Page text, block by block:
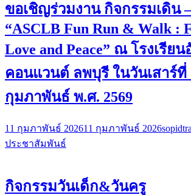
ขอเชิญร่วมงาน กิจกรรมเดิน
“ASCLB Fun Run & Walk :
Love and Peace” ณ โรงเรีย
คอนแวนต์ ลพบุรี ในวันเสาร์ที่
กุมภาพันธ์ พ.ศ. 2569
11 กุมภาพันธ์ 202611 กุมภาพันธ์ 2026sopidtra
ประชาสัมพันธ์
กิจกรรมวันเด็ก&วันครู